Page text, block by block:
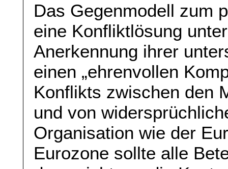
Das Gegenmodell zum
eine Konfliktlösung
Anerkennung ihrer
einen „ehrenvollen
Konflikts zwischen den
und von
Organisation wie der
Eurozone sollte alle